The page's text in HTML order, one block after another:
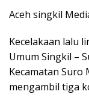
Aceh singkil
Kecelakaan lalu
Umum Singkil –
Kecamatan Suro
mengambil tiga